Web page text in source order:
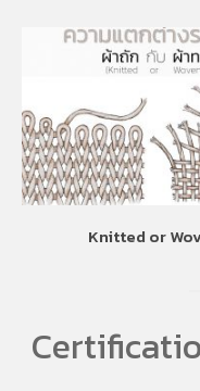
Knitted or